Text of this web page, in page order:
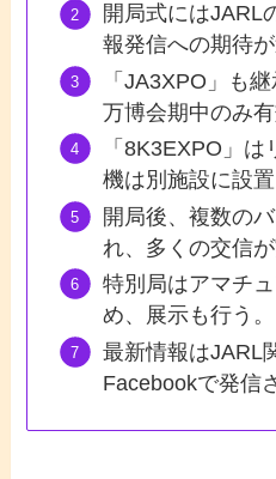
開局式にはJARL
報発信への期待が
「JA3XPO」も
万博会期中のみ有
「8K3EXPO」
機は別施設に設置
開局後、複数の
れ、多くの交信が
特別局はアマチ
め、展示も行う。
最新情報はJARL
Facebookで発信